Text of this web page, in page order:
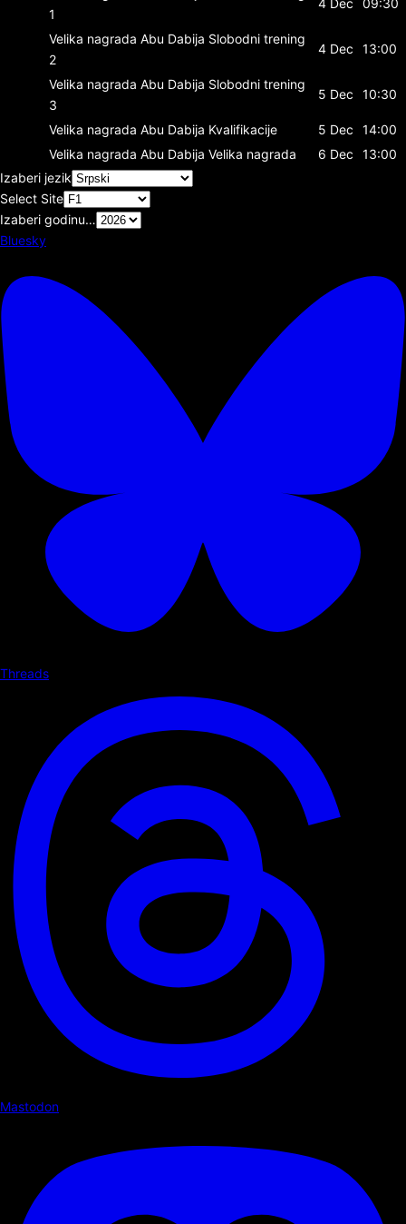
1
Velika nagrada Abu Dabija Slobodni trening
2
4 Dec 13:00
Velika nagrada Abu Dabija Slobodni trening
3
5 Dec 10:30
Velika nagrada Abu Dabija Kvalifikacije 5 Dec
14:00
Velika nagrada Abu Dabija Velika nagrada 6 Dec
13:00
Izaberi jezik
Select Site
Izaberi godinu…
Bluesky
Threads
Mastodon